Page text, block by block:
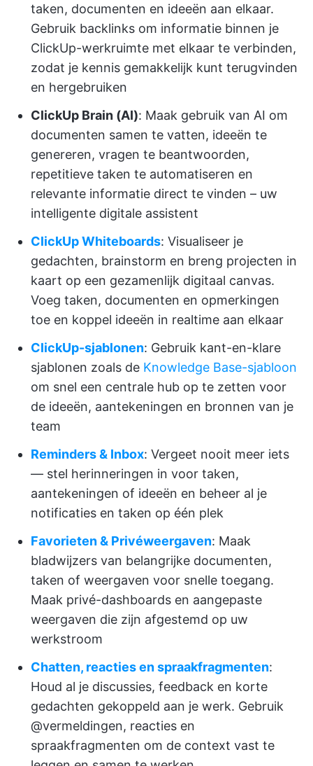
taken, documenten en ideeën aan elkaar.
Gebruik backlinks om informatie binnen je
ClickUp-werkruimte met elkaar te verbinden,
zodat je kennis gemakkelijk kunt terugvinden
en hergebruiken
ClickUp Brain (AI): Maak gebruik van AI om
documenten samen te vatten, ideeën te
genereren, vragen te beantwoorden,
repetitieve taken te automatiseren en
relevante informatie direct te vinden – uw
intelligente digitale assistent
ClickUp Whiteboards: Visualiseer je
gedachten, brainstorm en breng projecten in
kaart op een gezamenlijk digitaal canvas.
Voeg taken, documenten en opmerkingen
toe en koppel ideeën in realtime aan elkaar
ClickUp-sjablonen: Gebruik kant-en-klare
sjablonen zoals de Knowledge Base-sjabloon
om snel een centrale hub op te zetten voor
de ideeën, aantekeningen en bronnen van je
team
Reminders & Inbox: Vergeet nooit meer iets
— stel herinneringen in voor taken,
aantekeningen of ideeën en beheer al je
notificaties en taken op één plek
Favorieten & Privéweergaven: Maak
bladwijzers van belangrijke documenten,
taken of weergaven voor snelle toegang.
Maak privé-dashboards en aangepaste
weergaven die zijn afgestemd op uw
werkstroom
Chatten, reacties en spraakfragmenten:
Houd al je discussies, feedback en korte
gedachten gekoppeld aan je werk. Gebruik
@vermeldingen, reacties en
spraakfragmenten om de context vast te